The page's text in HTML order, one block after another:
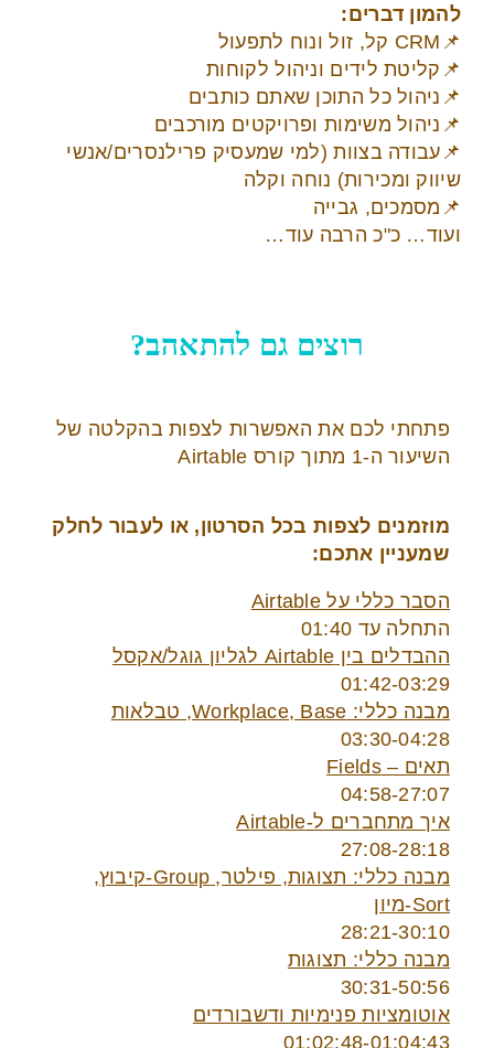
להמון דברים:
📌CRM קל, זול ונוח לתפעול
📌קליטת לידים וניהול לקוחות
📌ניהול כל התוכן שאתם כותבים
📌ניהול משימות ופרויקטים מורכבים
📌עבודה בצוות (למי שמעסיק פרילנסרים/אנשי
שיווק ומכירות) נוחה וקלה
📌מסמכים, גבייה
ועוד… כ"כ הרבה עוד…
רוצים גם להתאהב?
פתחתי לכם את האפשרות לצפות בהקלטה של
השיעור ה-1 מתוך קורס Airtable
מוזמנים לצפות בכל הסרטון, או לעבור לחלק
שמעניין אתכם:
הסבר כללי על Airtable
התחלה עד 01:40
ההבדלים בין Airtable לגליון גוגל/אקסל
01:42-03:29
מבנה כללי: Workplace, Base, טבלאות
03:30-04:28
תאים – Fields
04:58-27:07
איך מתחברים ל-Airtable
27:08-28:18
מבנה כללי: תצוגות, פילטר, Group-קיבוץ,
Sort-מיון
28:21-30:10
מבנה כללי: תצוגות
30:31-50:56
אוטומציות פנימיות ודשבורדים
01:02:48-01:04:43